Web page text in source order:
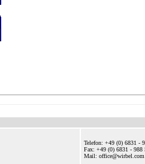
Telefon: +49 (0) 6831 -
Fax: +49 (0) 6831 - 988
Mail: